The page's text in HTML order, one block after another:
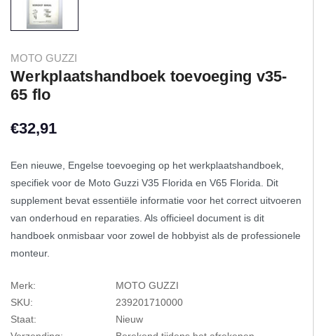
MOTO GUZZI
Werkplaatshandboek toevoeging v35-
65 flo
€32,91
Een nieuwe, Engelse toevoeging op het werkplaatshandboek,
specifiek voor de Moto Guzzi V35 Florida en V65 Florida. Dit
supplement bevat essentiële informatie voor het correct uitvoeren
van onderhoud en reparaties. Als officieel document is dit
handboek onmisbaar voor zowel de hobbyist als de professionele
monteur.
Merk:
MOTO GUZZI
SKU:
239201710000
Staat:
Nieuw